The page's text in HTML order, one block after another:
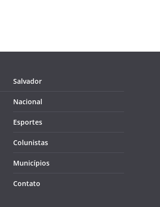
Salvador
Nacional
Esportes
Colunistas
Municípios
Contato